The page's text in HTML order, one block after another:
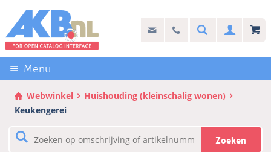
links
over
Direct
naar
de
inhoud
Direct
het
info@akb.nl
Stel uw vraag
030 69 50 814Search
Menu
Webwinkel
Huishouding (kleinschalig wonen)
Keukengerei
Zoeken